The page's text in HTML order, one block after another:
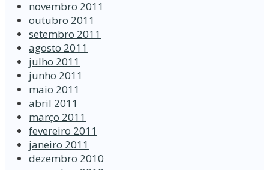
novembro 2011
outubro 2011
setembro 2011
agosto 2011
julho 2011
junho 2011
maio 2011
abril 2011
março 2011
fevereiro 2011
janeiro 2011
dezembro 2010